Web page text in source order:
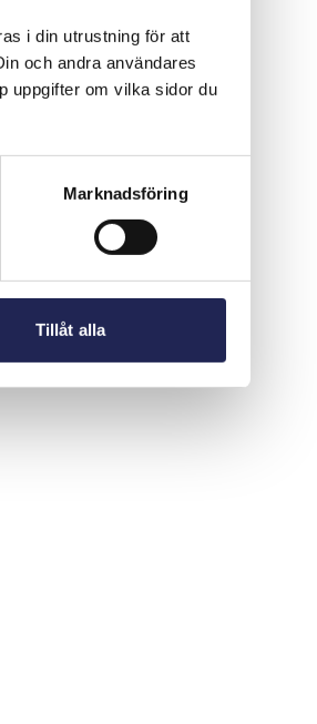
i din utrustning för att
och andra användares
uppgifter om vilka sidor du
Marknadsföring
Tillåt alla